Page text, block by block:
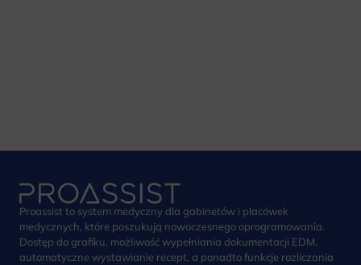
Proassist to system medyczny dla gabinetów i placówek
medycznych, które poszukują nowoczesnego oprogramowania.
Dostęp do grafiku, możliwość wypełniania dokumentacji EDM,
automatyczne wystawianie recept, a ponadto funkcje rozliczania